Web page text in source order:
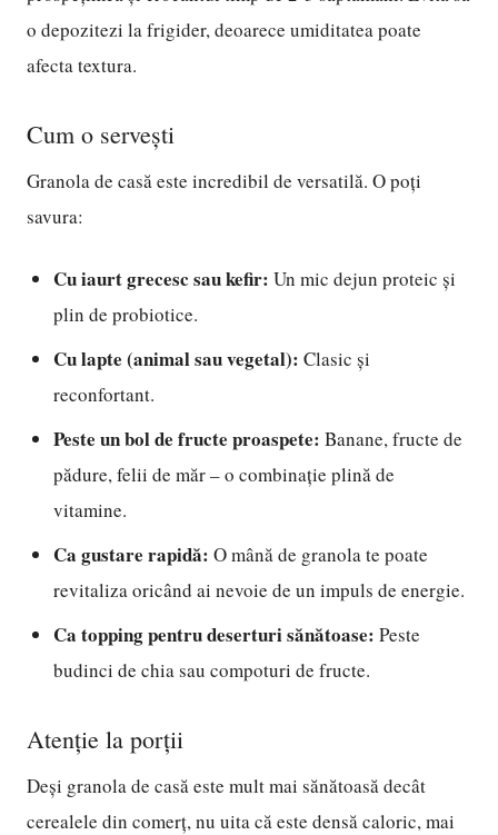
o depozitezi la frigider, deoarece umiditatea poate
afecta textura.
Cum o servești
Granola de casă este incredibil de versatilă. O poți
savura:
Cu iaurt grecesc sau kefir: Un mic dejun proteic și
plin de probiotice.
Cu lapte (animal sau vegetal): Clasic și
reconfortant.
Peste un bol de fructe proaspete: Banane, fructe de
pădure, felii de măr – o combinație plină de
vitamine.
Ca gustare rapidă: O mână de granola te poate
revitaliza oricând ai nevoie de un impuls de energie.
Ca topping pentru deserturi sănătoase: Peste
budinci de chia sau compoturi de fructe.
Atenție la porții
Deși granola de casă este mult mai sănătoasă decât
cerealele din comerț, nu uita că este densă caloric, mai